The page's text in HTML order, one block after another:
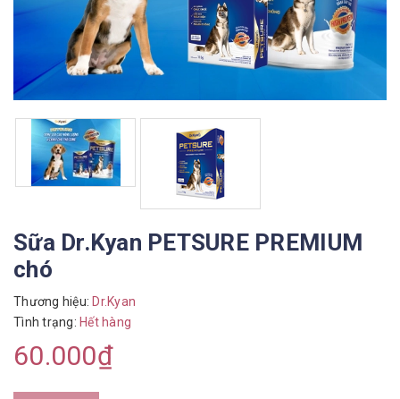
Sữa Dr.Kyan PETSURE PREMIUM
chó
Thương hiệu: Dr.Kyan
Tình trạng: Hết hàng
60.000₫